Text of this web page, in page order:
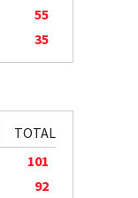
55
35
TOTAL
101
92